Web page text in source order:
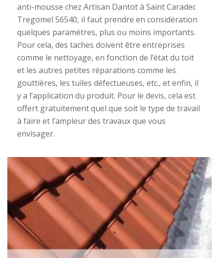
anti-mousse chez Artisan Dantot à Saint Caradec
Tregomel 56540, il faut prendre en considération
quelques paramètres, plus ou moins importants.
Pour cela, des taches doivent être entreprises
comme le nettoyage, en fonction de l’état du toit
et les autres petites réparations comme les
gouttières, les tuiles défectueuses, etc., et enfin, il
y a l’application du produit. Pour le devis, cela est
offert gratuitement quel que soit le type de travail
à faire et l’ampleur des travaux que vous
envisager.